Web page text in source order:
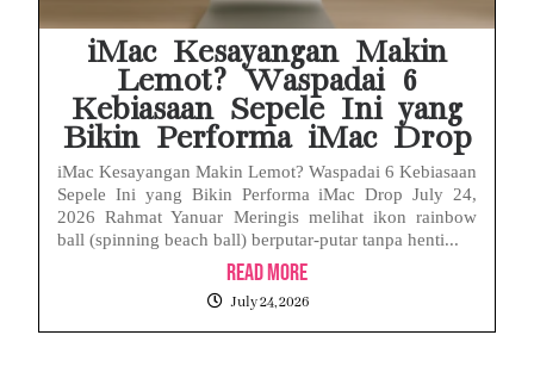
iMac Kesayangan Makin
Lemot? Waspadai 6
Kebiasaan Sepele Ini yang
Bikin Performa iMac Drop
iMac Kesayangan Makin Lemot? Waspadai 6 Kebiasaan
Sepele Ini yang Bikin Performa iMac Drop July 24,
2026 Rahmat Yanuar Meringis melihat ikon rainbow
ball (spinning beach ball) berputar-putar tanpa henti...
Read More
July 24, 2026